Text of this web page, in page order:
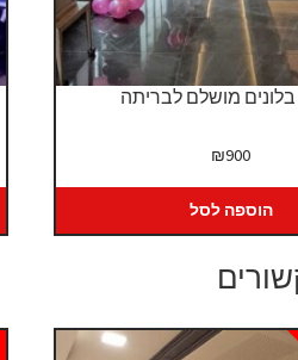
בלונים מושלם לבריתה
₪900
הוספה לסל